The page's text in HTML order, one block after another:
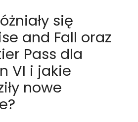
się
and Fall oraz
Pass dla
VI i jakie
nowe